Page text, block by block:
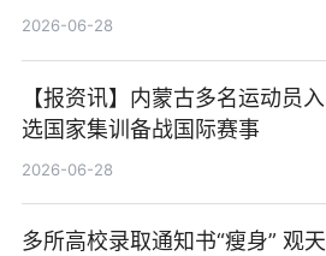
2026-06-28
【报资讯】内蒙古多名运动员入
选国家集训备战国际赛事
2026-06-28
多所高校录取通知书“瘦身” 观天